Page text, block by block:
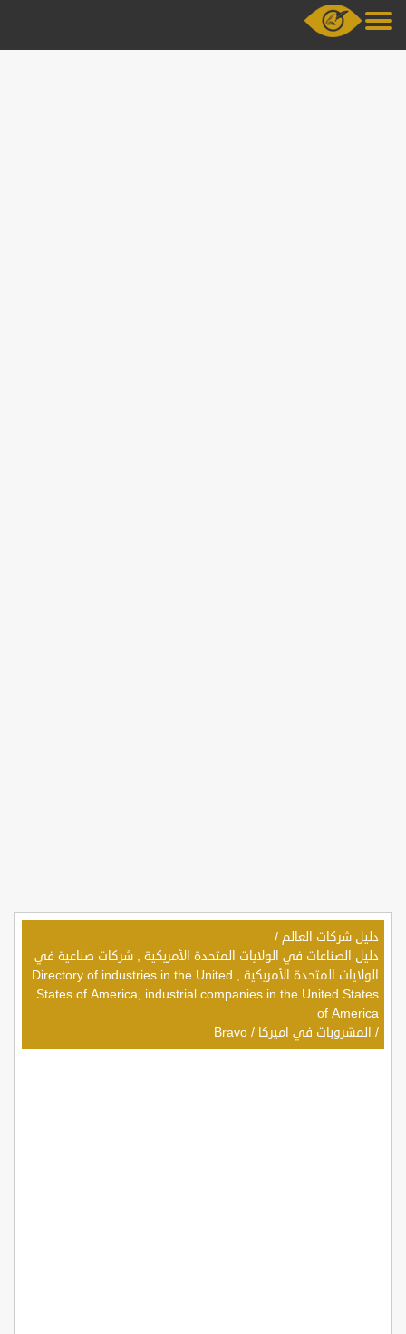
دليل شركات العالم /
دليل الصناعات في الولايات المتحدة الأمريكية , شركات صناعية في
الولايات المتحدة الأمريكية , Directory of industries in the United
States of America, industrial companies in the United States
of America
/ المشروبات في اميركا /
Bravo